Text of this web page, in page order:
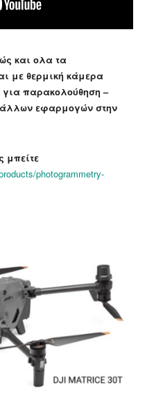
και ολα τα
με θερμική κάμερα
παρακολούθηση –
εφαρμογών στην
μπείτε
photogrammetry-